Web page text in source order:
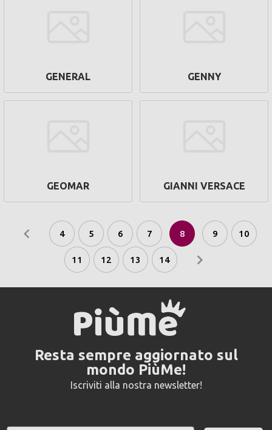
GENERAL GENNY
GEOMAR GIANNI VERSACE
4 5 6 7 8 9 10
11 12 13 14
Resta sempre aggiornato sul
mondo PiùMe!
Iscriviti alla nostra newsletter!